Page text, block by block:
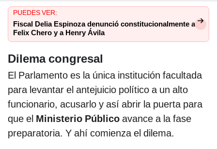
PUEDES VER:
Fiscal Delia Espinoza denunció constitucionalmente a
Felix Chero y a Henry Ávila
Dilema congresal
El Parlamento es la única institución facultada
para levantar el antejuicio político a un alto
funcionario, acusarlo y así abrir la puerta para
que el Ministerio Público avance a la fase
preparatoria. Y ahí comienza el dilema.